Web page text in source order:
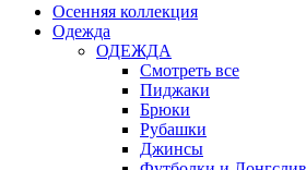
Осенняя коллекция
Одежда
ОДЕЖДА
Смотреть все
Пиджаки
Брюки
Рубашки
Джинсы